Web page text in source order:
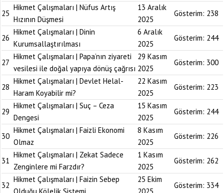
25
Hikmet Çalışmaları | Nüfus Artış
Hızının Düşmesi
13 Aralık
2025
Gösterim: 238
26
Hikmet Çalışmaları | Dinin
Kurumsallaştırılması
6 Aralık
2025
Gösterim: 244
27
Hikmet Çalışmaları | Papa’nın ziyareti
vesilesi ile doğal yapıya dönüş çağrısı
29 Kasım
2025
Gösterim: 300
28
Hikmet Çalışmaları | Devlet Helal-
Haram Koyabilir mi?
22 Kasım
2025
Gösterim: 223
29
Hikmet Çalışmaları | Suç – Ceza
Dengesi
15 Kasım
2025
Gösterim: 244
30
Hikmet Çalışmaları | Faizli Ekonomi
Olmaz
8 Kasım
2025
Gösterim: 226
31
Hikmet Çalışmaları | Zekat Sadece
Zenginlere mi Farzdır?
1 Kasım
2025
Gösterim: 262
32
Hikmet Çalışmaları | Faizin Sebep
25 Ekim
Gösterim: 334